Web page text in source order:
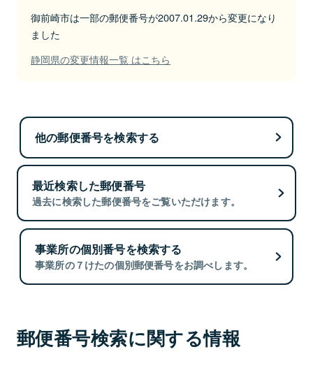
御前崎市は一部の郵便番号が2007.01.29から変更になり
ました
静岡県の変更情報一覧 はこちら
他の郵便番号を検索する
最近検索した郵便番号
過去に検索した郵便番号をご覧いただけます。
事業所の個別番号を検索する
事業所の７けたの個別郵便番号をお調べします。
郵便番号検索に関する情報